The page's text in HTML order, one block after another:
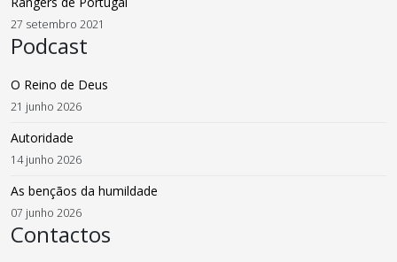
27 setembro 2021
Podcast
O Reino de Deus
21 junho 2026
Autoridade
14 junho 2026
As bençãos da humildade
07 junho 2026
Contactos